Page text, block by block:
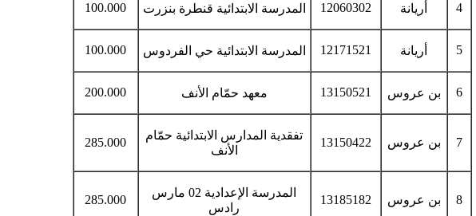
4 أريانة 12060302 المدرسة الابتدائية قنطرة بنزرت 100.000
5 أريانة 12171521 المدرسة الابتدائية حي الفردوس 100.000
6 بن عروس 13150521 معهد حمّام الأنف 200.000
7 بن عروس 13150422
تفقدية المدارس الابتدائية حمّام
الأنف
285.000
8 بن عروس 13185182
المدرسة الإعدادية 02 مارس
رادس
285.000